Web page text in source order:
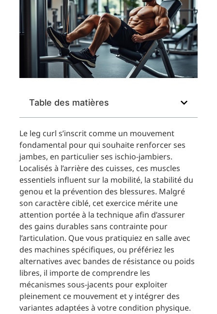
Table des matières
Le leg curl s’inscrit comme un mouvement
fondamental pour qui souhaite renforcer ses
jambes, en particulier ses ischio-jambiers.
Localisés à l’arrière des cuisses, ces muscles
essentiels influent sur la mobilité, la stabilité du
genou et la prévention des blessures. Malgré
son caractère ciblé, cet exercice mérite une
attention portée à la technique afin d’assurer
des gains durables sans contrainte pour
l’articulation. Que vous pratiquiez en salle avec
des machines spécifiques, ou préfériez les
alternatives avec bandes de résistance ou poids
libres, il importe de comprendre les
mécanismes sous-jacents pour exploiter
pleinement ce mouvement et y intégrer des
variantes adaptées à votre condition physique.